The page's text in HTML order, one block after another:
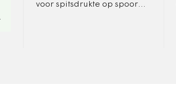
voor spitsdrukte op spoor